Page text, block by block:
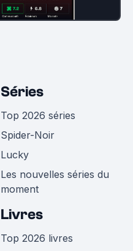
Séries
Top 2026 séries
Spider-Noir
Lucky
Les nouvelles séries du
moment
Livres
Top 2026 livres